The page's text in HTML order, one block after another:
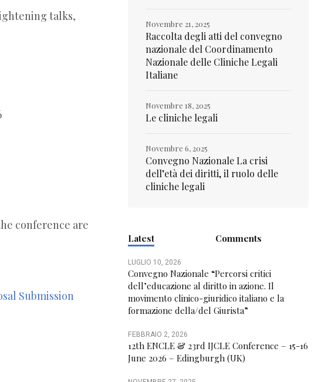
talks,
conference are
Submission
Raccolta degli atti del convegno
nazionale del Coordinamento
Nazionale delle Cliniche Legali
Italiane
Novembre 21, 2025
Le cliniche legali
Novembre 18, 2025
Convegno Nazionale La crisi
dell’età dei diritti, il ruolo delle
cliniche legali
Novembre 6, 2025
Latest Comments
LUGLIO 10, 2026
Convegno Nazionale “Percorsi critici
dell’educazione al diritto in azione. Il
movimento clinico-giuridico italiano e la
formazione della/del Giurista”
FEBBRAIO 2, 2026
12th ENCLE & 23rd IJCLE Conference – 15-16
June 2026 – Edingburgh (UK)